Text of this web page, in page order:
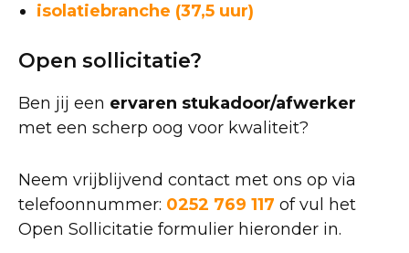
isolatiebranche (37,5 uur)
Open sollicitatie?
Ben jij een ervaren stukadoor/afwerker
met een scherp oog voor kwaliteit?
Neem vrijblijvend contact met ons op via
telefoonnummer: 0252 769 117 of vul het
Open Sollicitatie formulier hieronder in.